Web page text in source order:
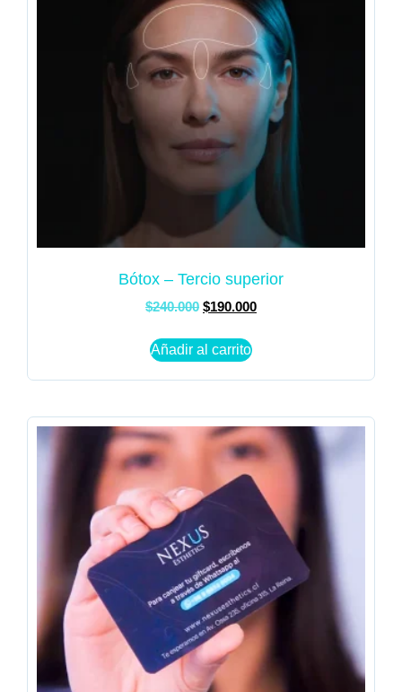
Bótox – Tercio superior
$240.000 $190.000
Añadir al carrito